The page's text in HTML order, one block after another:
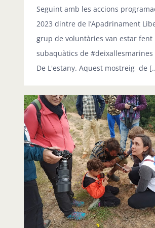
Seguint amb les accions
2023 dintre de l’Apadrinament
grup de voluntàries van estar fent
subaquàtics de
De L'estany. Aquest mostreig de